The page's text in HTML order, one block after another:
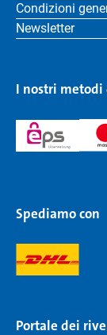
Condizioni
Newsletter
I nostri
Spediamo con
Portale dei